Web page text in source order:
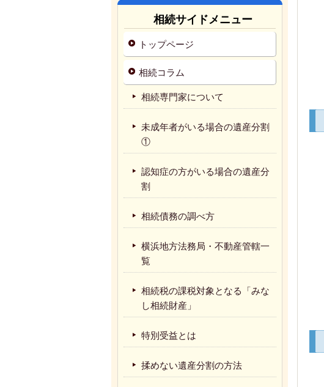
相続サイドメニュー
トップページ
相続コラム
相続専門家について
未成年者がいる場合の遺産分割
①
認知症の方がいる場合の遺産分
割
相続債務の調べ方
横浜地方法務局・不動産管轄一
覧
相続税の課税対象となる「みな
し相続財産」
特別受益とは
揉めない遺産分割の方法